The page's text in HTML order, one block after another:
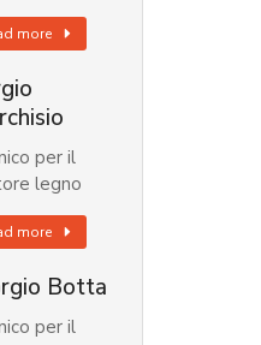
more
per il
legno
more
Botta
per il